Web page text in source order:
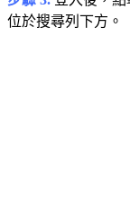
位於搜尋列下方。